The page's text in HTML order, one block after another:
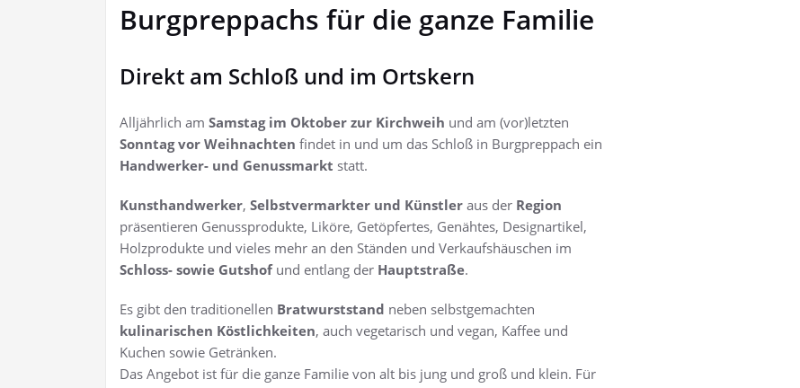
Burgpreppachs für die ganze Familie
Direkt am Schloß und im Ortskern
Alljährlich am Samstag im Oktober zur Kirchweih und am (vor)letzten
Sonntag vor Weihnachten findet in und um das Schloß in Burgpreppach ein
Handwerker- und Genussmarkt statt.
Kunsthandwerker, Selbstvermarkter und Künstler aus der Region
präsentieren Genussprodukte, Liköre, Getöpfertes, Genähtes, Designartikel,
Holzprodukte und vieles mehr an den Ständen und Verkaufshäuschen im
Schloss- sowie Gutshofund entlang der Hauptstraße.
Es gibt den traditionellen Bratwurststand neben selbstgemachten
kulinarischen Köstlichkeiten, auch vegetarisch und vegan, Kaffee und
Kuchen sowie Getränken.
Das Angebot ist für die ganze Familie von alt bis jung und groß und klein. Für